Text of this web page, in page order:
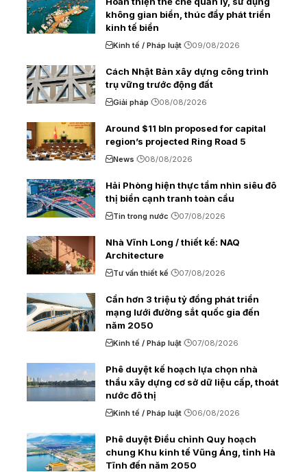
không gian biển, thúc đẩy phát triển
kinh tế biển
Kinh tế / Pháp luật 09/08/2026
Cách Nhật Bản xây dựng công trình
trụ vững trước động đất
Giải pháp 08/08/2026
Around $11 bln proposed for capital
region’s projected Ring Road 5
News 08/08/2026
Hải Phòng hiện thực tầm nhìn siêu đô
thị biển cạnh tranh toàn cầu
Tin trong nước 07/08/2026
Nhà Vĩnh Long / thiết kế: NAQ
Architecture
Tư vấn thiết kế 07/08/2026
Cần hơn 3 triệu tỷ đồng phát triển
mạng lưới đường sắt quốc gia đến
năm 2050
Kinh tế / Pháp luật 07/08/2026
Phê duyệt kế hoạch lựa chọn nhà
thầu xây dựng cơ sở dữ liệu cấp, thoát
nước đô thị
Kinh tế / Pháp luật 06/08/2026
Phê duyệt Điều chỉnh Quy hoạch
chung Khu kinh tế Vũng Áng, tỉnh Hà
Tĩnh đến năm 2050